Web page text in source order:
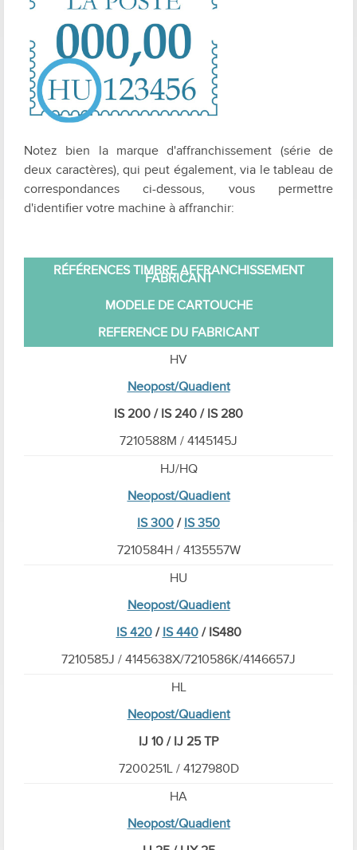
Notez bien la marque d'affranchissement (série de
deux caractères), qui peut également, via le tableau de
correspondances ci-dessous, vous permettre
d'identifier votre machine à affranchir:
RÉFÉRENCES TIMBRE AFFRANCHISSEMENT
FABRICANT
MODELE DE CARTOUCHE
REFERENCE DU FABRICANT
HV
Neopost/Quadient
IS 200 / IS 240 / IS 280
7210588M / 4145145J
HJ/HQ
Neopost/Quadient
IS 300 / IS 350
7210584H / 4135557W
HU
Neopost/Quadient
IS 420/ IS 440/ IS480
7210585J / 4145638X/7210586K/4146657J
HL
Neopost/Quadient
IJ 10 / IJ 25 TP
7200251L / 4127980D
HA
Neopost/Quadient